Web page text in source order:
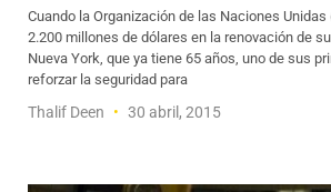
Cuando la Organización de las Naciones
2.200 millones de dólares en la renovación de
Nueva York, que ya tiene 65 años, uno de sus
reforzar la seguridad para
Thalif Deen 30 abril, 2015